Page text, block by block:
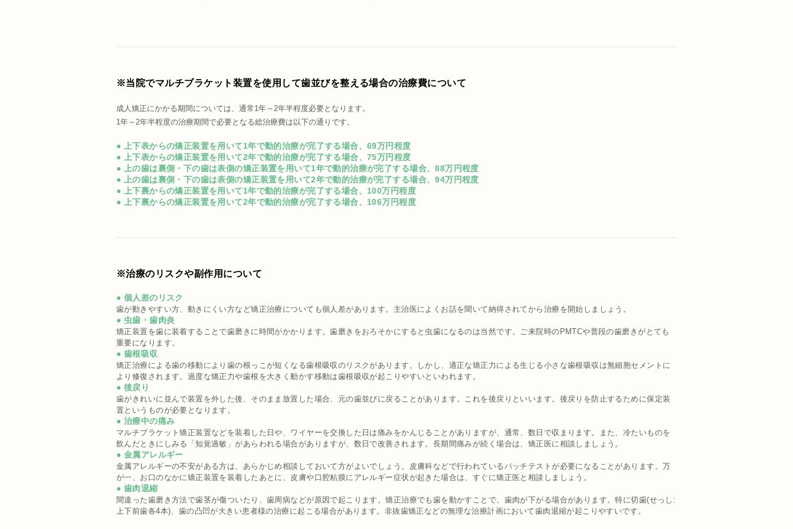
※当院でマルチブラケット装置を使用して歯並びを整える場合の治療費について
成人矯正にかかる期間については、通常1年～2年半程度必要となります。
1年～2年半程度の治療期間で必要となる総治療費は以下の通りです。
● 上下表からの矯正装置を用いて1年で動的治療が完了する場合、69万円程度
● 上下表からの矯正装置を用いて2年で動的治療が完了する場合、75万円程度
● 上の歯は裏側・下の歯は表側の矯正装置を用いて1年で動的治療が完了する場合、88万円程度
● 上の歯は裏側・下の歯は表側の矯正装置を用いて2年で動的治療が完了する場合、94万円程度
● 上下裏からの矯正装置を用いて1年で動的治療が完了する場合、100万円程度
● 上下裏からの矯正装置を用いて2年で動的治療が完了する場合、106万円程度
※治療のリスクや副作用について
● 個人差のリスク
歯が動きやすい方、動きにくい方など矯正治療についても個人差があります。主治医によくお話を聞いて納得されてから治療を開始しましょう。
● 虫歯・歯肉炎
矯正装置を歯に装着することで歯磨きに時間がかかります。歯磨きをおろそかにすると虫歯になるのは当然です。ご来院時のPMTCや普段の歯磨きがとても
重要になります。
● 歯根吸収
矯正治療による歯の移動により歯の根っこが短くなる歯根吸収のリスクがあります。しかし、適正な矯正力による生じる小さな歯根吸収は無細胞セメントに
より修復されます。過度な矯正力や歯根を大きく動かす移動は歯根吸収が起こりやすいといわれます。
● 後戻り
歯がきれいに並んで装置を外した後、そのまま放置した場合、元の歯並びに戻ることがあります。これを後戻りといいます。後戻りを防止するために保定装
置というものが必要となります。
● 治療中の痛み
マルチブラケット矯正装置などを装着した日や、ワイヤーを交換した日は痛みをかんじることがありますが、通常、数日で収まります。また、冷たいものを
飲んだときにしみる「知覚過敏」があらわれる場合がありますが、数日で改善されます。長期間痛みが続く場合は、矯正医に相談しましょう。
● 金属アレルギー
金属アレルギーの不安がある方は、あらかじめ相談しておいて方がよいでしょう。皮膚科などで行われているパッチテストが必要になることがあります。万
が一、お口のなかに矯正装置を装着したあとに、皮膚や口腔粘膜にアレルギー症状が起きた場合は、すぐに矯正医と相談しましょう。
● 歯肉退縮
間違った歯磨き方法で歯茎が傷ついたり、歯周病などが原因で起こります。矯正治療でも歯を動かすことで、歯肉が下がる場合があります。特に切歯(せっし:
上下前歯各4本)、歯の凸凹が大きい患者様の治療に起こる場合があります。非抜歯矯正などの無理な治療計画において歯肉退縮が起こりやすいです。